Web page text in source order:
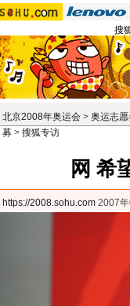
搜
北京2008年奥运会 > 奥运志
募 > 搜狐专访
网 希
https://2008.sohu.com 2007